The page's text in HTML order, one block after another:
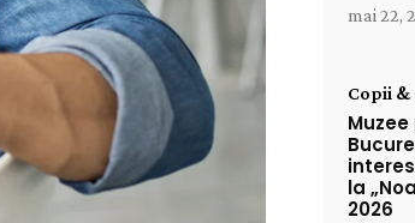
mai 22,
Copii &
la
2026